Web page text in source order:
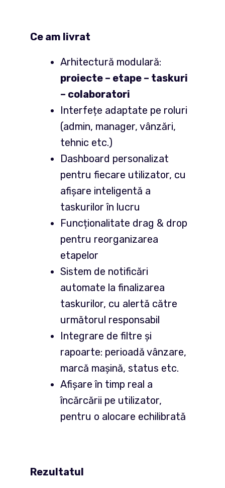
Ce am livrat
Arhitectură modulară:
proiecte – etape – taskuri
– colaboratori
Interfețe adaptate pe roluri
(admin, manager, vânzări,
tehnic etc.)
Dashboard personalizat
pentru fiecare utilizator, cu
afișare inteligentă a
taskurilor în lucru
Funcționalitate drag & drop
pentru reorganizarea
etapelor
Sistem de notificări
automate la finalizarea
taskurilor, cu alertă către
următorul responsabil
Integrare de filtre și
rapoarte: perioadă vânzare,
marcă mașină, status etc.
Afișare în timp real a
încărcării pe utilizator,
pentru o alocare echilibrată
Rezultatul